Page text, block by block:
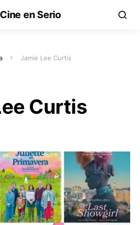
Cine en Serio
Jamie Lee Curtis
Curtis